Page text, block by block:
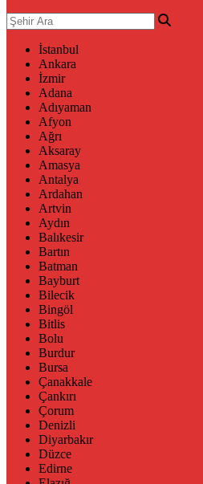
İstanbul
Ankara
İzmir
Adana
Adıyaman
Afyon
Ağrı
Aksaray
Amasya
Antalya
Ardahan
Artvin
Aydın
Balıkesir
Bartın
Batman
Bayburt
Bilecik
Bingöl
Bitlis
Bolu
Burdur
Bursa
Çanakkale
Çankırı
Çorum
Denizli
Diyarbakır
Düzce
Edirne